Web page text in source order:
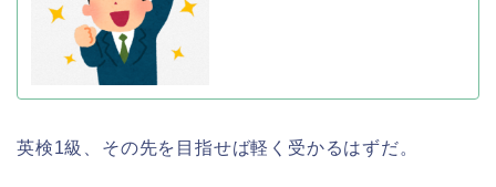
英検1級、その先を目指せば軽く受かるはずだ。